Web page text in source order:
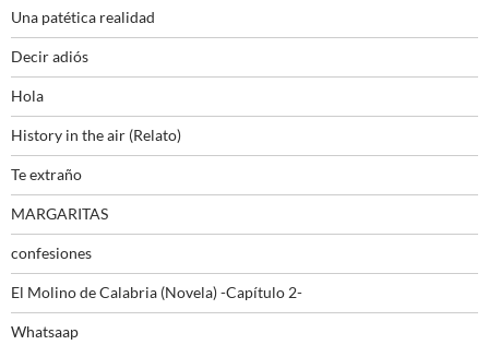
Una patética realidad
Decir adiós
Hola
History in the air (Relato)
Te extraño
MARGARITAS
confesiones
El Molino de Calabria (Novela) -Capítulo 2-
Whatsaap